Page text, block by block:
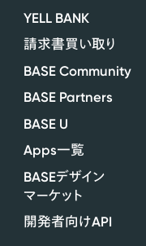
YELL BANK
請求書買い取り
BASE Community
BASE Partners
BASE U
Apps一覧
BASEデザイン
マーケット
開発者向けAPI